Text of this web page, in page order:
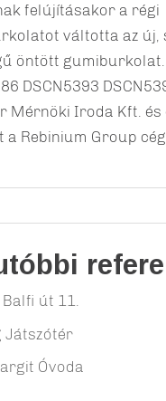
felújításakor a régi
váltotta az új,
öntött gumiburkolat.
DSCN5393
Mérnöki Iroda Kft. és
a Rebinium Group
út 11.
Játszótér
Óvoda